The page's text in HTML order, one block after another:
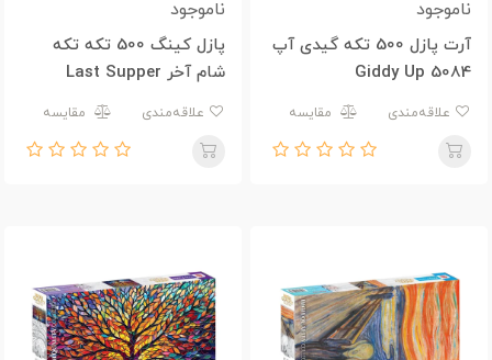
ناموجود
آرت پازل 500 تکه گیدی آپ
Giddy Up 5084
مقایسه
ناموجود
پازل کینگ 500 تکه تکه
شام آخر Last Supper
مقایسه